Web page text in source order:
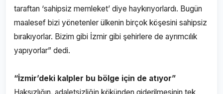
taraftan ‘sahipsiz memleket’ diye haykırıyorlardı. Bugün
maalesef bizi yönetenler ülkenin birçok köşesini sahipsiz
bırakıyorlar. Bizim gibi İzmir gibi şehirlere de ayrımcılık
yapıyorlar” dedi.
“İzmir’deki kalpler bu bölge için de atıyor”